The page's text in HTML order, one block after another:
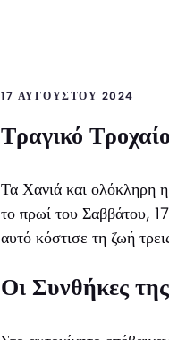
17 ΑΥΓΟΎΣΤΟΥ 2024
Τραγικό
Τα Χανιά και ολόκληρη
το πρωί του Σαββάτου,
αυτό κόστισε τη ζωή
Οι Συνθήκες